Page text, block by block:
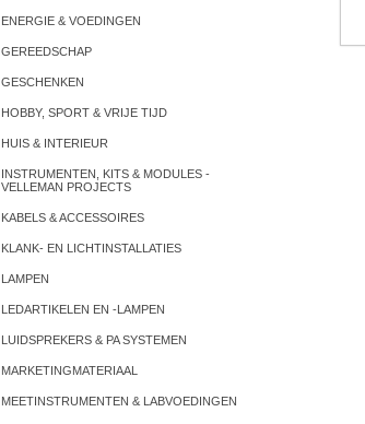
ENERGIE & VOEDINGEN
GEREEDSCHAP
GESCHENKEN
HOBBY, SPORT & VRIJE TIJD
HUIS & INTERIEUR
INSTRUMENTEN, KITS & MODULES -
VELLEMAN PROJECTS
KABELS & ACCESSOIRES
KLANK- EN LICHTINSTALLATIES
LAMPEN
LEDARTIKELEN EN -LAMPEN
LUIDSPREKERS & PA SYSTEMEN
MARKETINGMATERIAAL
MEETINSTRUMENTEN & LABVOEDINGEN